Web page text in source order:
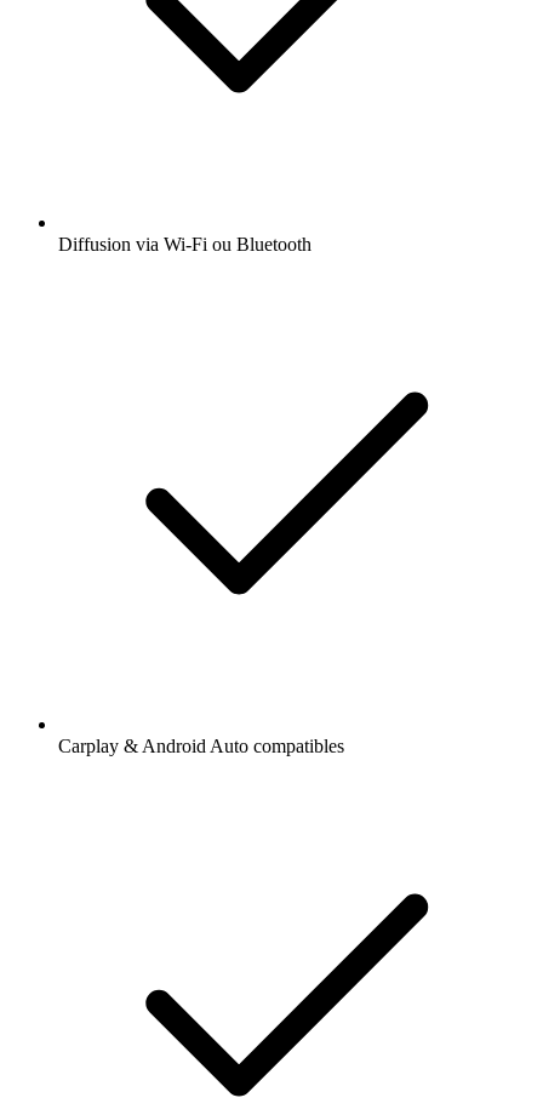
Diffusion via Wi-Fi ou Bluetooth
Carplay & Android Auto compatibles